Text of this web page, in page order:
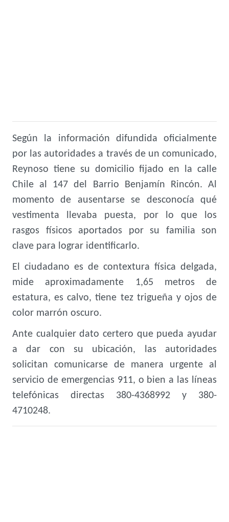
Según la información difundida oficialmente
por las autoridades a través de un comunicado,
Reynoso tiene su domicilio fijado en la calle
Chile al 147 del Barrio Benjamín Rincón. Al
momento de ausentarse se desconocía qué
vestimenta llevaba puesta, por lo que los
rasgos físicos aportados por su familia son
clave para lograr identificarlo.
El ciudadano es de contextura física delgada,
mide aproximadamente 1,65 metros de
estatura, es calvo, tiene tez trigueña y ojos de
color marrón oscuro.
Ante cualquier dato certero que pueda ayudar
a dar con su ubicación, las autoridades
solicitan comunicarse de manera urgente al
servicio de emergencias 911, o bien a las líneas
telefónicas directas 380-4368992 y 380-
4710248.